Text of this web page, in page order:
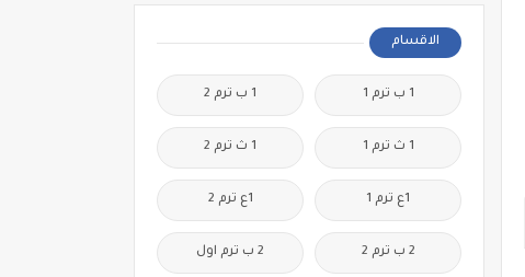
الاقسام
1 ب ترم 1 1 ب ترم 2
1 ث ترم 1 1 ث ترم 2
1ع ترم 1 1ع ترم 2
2 ب ترم 2 2 ب ترم اول